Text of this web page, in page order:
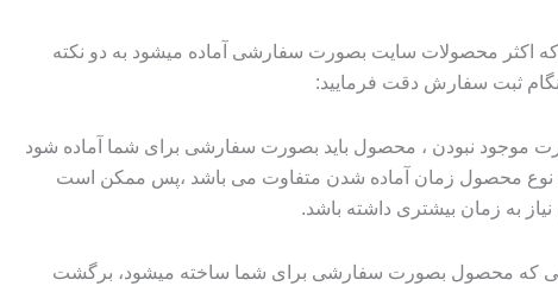
که اکثر محصولات سایت بصورت سفارشی آماده میشود به دو نکته
ثبت سفارش دقت فرمایید:
موجود نبودن ، محصول باید بصورت سفارشی برای شما آماده شود
نوع محصول زمان آماده شدن متفاوت می باشد ،پس ممکن است
نیاز به زمان بیشتری داشته باشد.
که محصول بصورت سفارشی برای شما ساخته میشود، برگشت